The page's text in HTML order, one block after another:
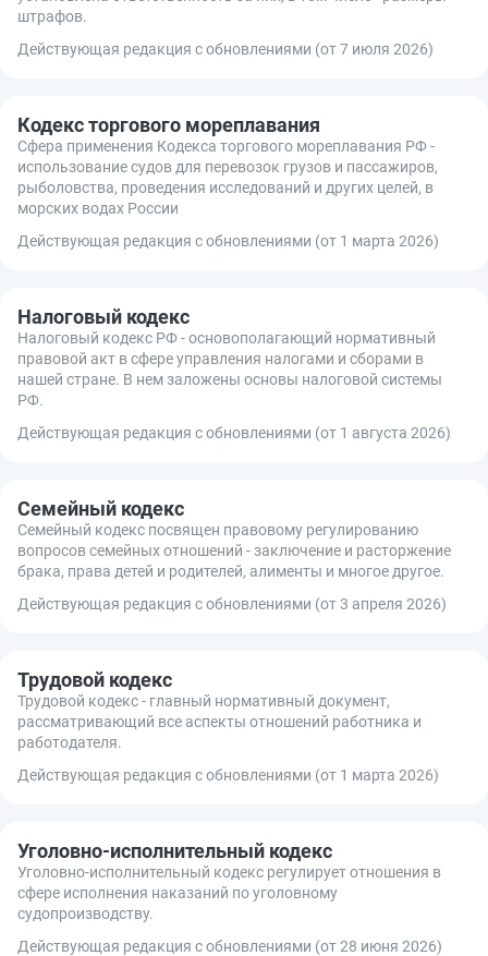
штрафов.
Действующая редакция с обновлениями (от 7 июля 2026)
Кодекс торгового мореплавания
Сфера применения Кодекса торгового мореплавания РФ -
использование судов для перевозок грузов и пассажиров,
рыболовства, проведения исследований и других целей, в
морских водах России
Действующая редакция с обновлениями (от 1 марта 2026)
Налоговый кодекс
Налоговый кодекс РФ - основополагающий нормативный
правовой акт в сфере управления налогами и сборами в
нашей стране. В нем заложены основы налоговой системы
РФ.
Действующая редакция с обновлениями (от 1 августа 2026)
Семейный кодекс
Семейный кодекс посвящен правовому регулированию
вопросов семейных отношений - заключение и расторжение
брака, права детей и родителей, алименты и многое другое.
Действующая редакция с обновлениями (от 3 апреля 2026)
Трудовой кодекс
Трудовой кодекс - главный нормативный документ,
рассматривающий все аспекты отношений работника и
работодателя.
Действующая редакция с обновлениями (от 1 марта 2026)
Уголовно-исполнительный кодекс
Уголовно-исполнительный кодекс регулирует отношения в
сфере исполнения наказаний по уголовному
судопроизводству.
Действующая редакция с обновлениями (от 28 июня 2026)